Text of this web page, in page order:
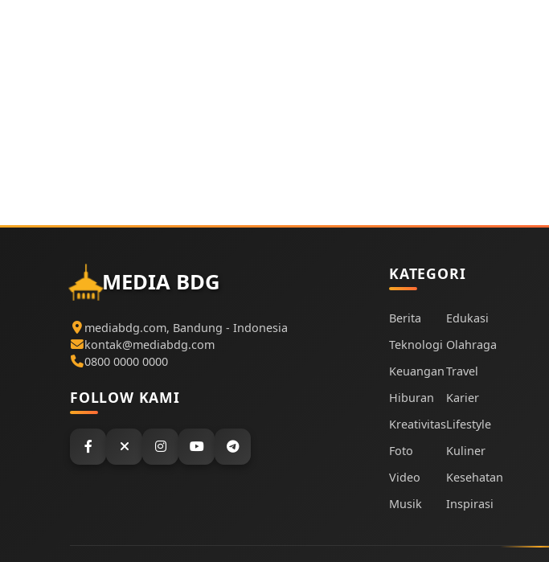
MEDIA BDG
mediabdg.com, Bandung - Indonesia
kontak@mediabdg.com
0800 0000 0000
FOLLOW KAMI
KATEGORI
Berita
Teknologi
Keuangan
Hiburan
Kreativitas
Foto
Video
Musik
Edukasi
Olahraga
Travel
Karier
Lifestyle
Kuliner
Kesehatan
Inspirasi